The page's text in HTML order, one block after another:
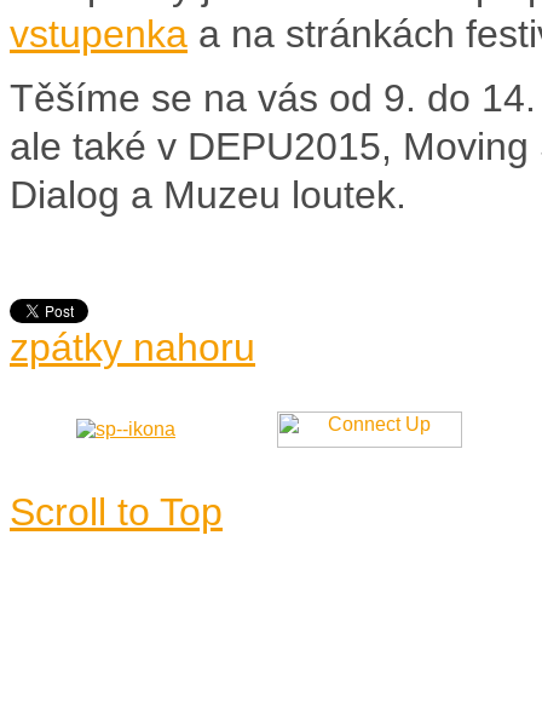
vstupenka a na stránkách
Těšíme se na vás od 9. do
ale také v DEPU2015,
Dialog a Muzeu loutek.
zpátky nahoru
Scroll to Top